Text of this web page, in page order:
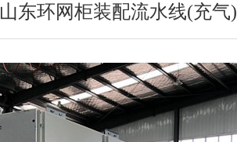
山东环网柜装配流水线(充气)